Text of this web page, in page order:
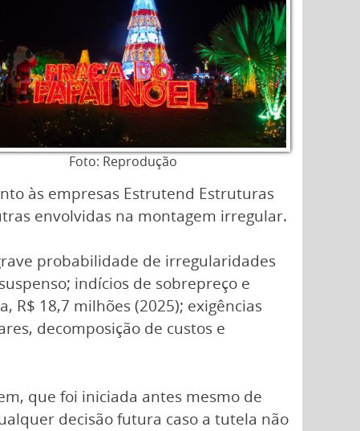
Foto: Reprodução
às empresas Estrutend Estruturas
envolvidas na montagem irregular.
probabilidade de irregularidades
indícios de sobrepreço e
R$ 18,7 milhões (2025); exigências
decomposição de custos e
que foi iniciada antes mesmo de
decisão futura caso a tutela não